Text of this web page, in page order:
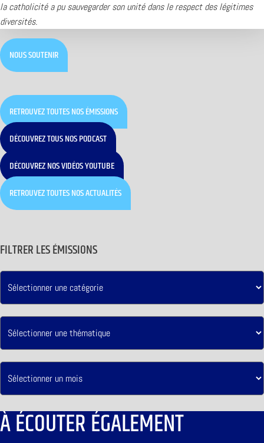
la catholicité a pu sauvegarder son unité dans le respect des légitimes
diversités.
NOUS SOUTENIR
RETROUVEZ TOUTES NOS ÉMISSIONS
DÉCOUVREZ TOUS NOS PODCAST
DÉCOUVREZ NOS VIDÉOS YOUTUBE
RETROUVEZ TOUTES NOS ACTUALITÉS
FILTRER LES ÉMISSIONS
À ÉCOUTER ÉGALEMENT